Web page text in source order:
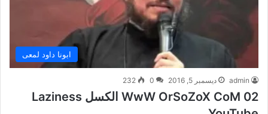
ابونا داود لمعى
admin ديسمبر 5, 2016 0
232
WwW OrSoZoX CoM 02 الكسل Laziness